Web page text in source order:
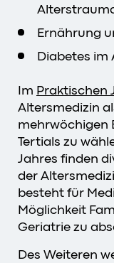
Ernährung
Diabetes im
Im Praktischen
Altersmedizin
mehrwöchigen
Tertials zu
Jahres finden
der
besteht für
Möglichkeit
Geriatrie zu
Des Weiteren